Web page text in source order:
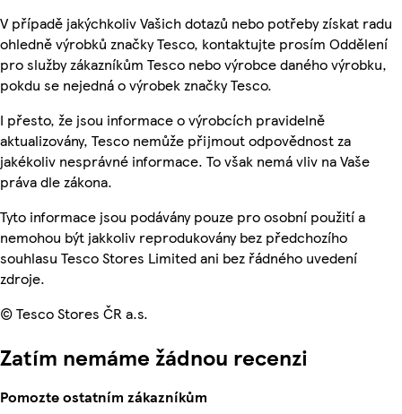
V případě jakýchkoliv Vašich dotazů nebo potřeby získat radu
ohledně výrobků značky Tesco, kontaktujte prosím Oddělení
pro služby zákazníkům Tesco nebo výrobce daného výrobku,
pokdu se nejedná o výrobek značky Tesco.
I přesto, že jsou informace o výrobcích pravidelně
aktualizovány, Tesco nemůže přijmout odpovědnost za
jakékoliv nesprávné informace. To však nemá vliv na Vaše
práva dle zákona.
Tyto informace jsou podávány pouze pro osobní použití a
nemohou být jakkoliv reprodukovány bez předchozího
souhlasu Tesco Stores Limited ani bez řádného uvedení
zdroje.
© Tesco Stores ČR a.s.
Zatím nemáme žádnou recenzi
Pomozte ostatním zákazníkům